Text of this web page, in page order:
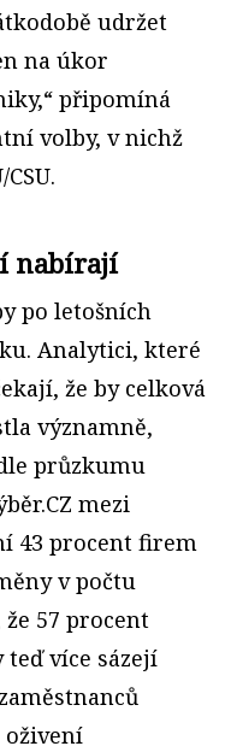
udržet
na úkor
připomíná
volby, v nichž
nabírají
po letošních
Analytici, které
že by celková
významně,
průzkumu
mezi
43 procent firem
v počtu
že 57 procent
teď více sázejí
oživení